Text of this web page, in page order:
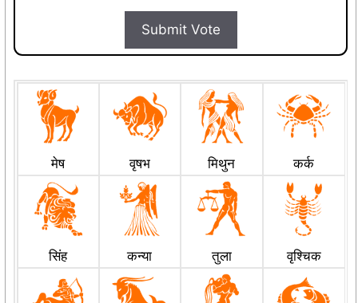
Submit Vote
मेष वृषभ मिथुन कर्क
सिंह कन्या तुला वृश्चिक